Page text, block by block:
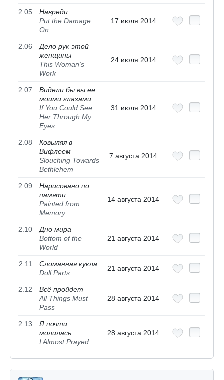
2.05
Навреди
Put the Damage
On
17 июля 2014
2.06
Дело рук этой
женщины
This Woman's
Work
24 июля 2014
2.07
Видели бы вы ее
моими глазами
If You Could See
Her Through My
Eyes
31 июля 2014
2.08
Ковыляя в
Вифлеем
Slouching Towards
Bethlehem
7 августа 2014
2.09
Нарисовано по
памяти
Painted from
Memory
14 августа 2014
2.10
Дно мира
Bottom of the
World
21 августа 2014
2.11
Сломанная кукла
Doll Parts
21 августа 2014
2.12
Всё пройдет
All Things Must
Pass
28 августа 2014
2.13
Я почти
молилась
I Almost Prayed
28 августа 2014